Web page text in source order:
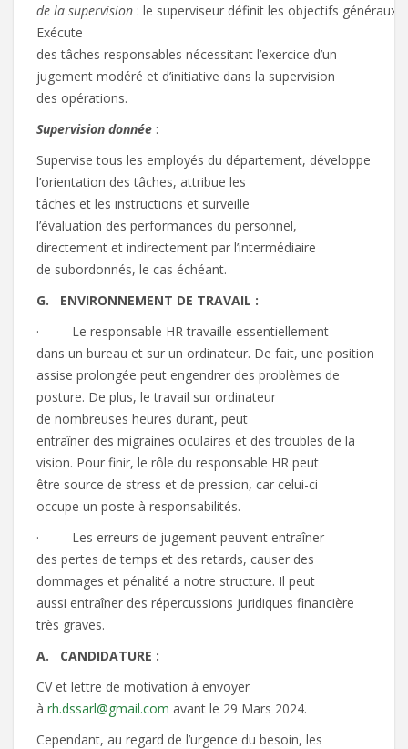
de la supervision : le superviseur définit les objectifs généraux
Exécute
des tâches responsables nécessitant l’exercice d’un
jugement modéré et d’initiative dans la supervision
des opérations.
Supervision donnée :
Supervise tous les employés du département, développe
l’orientation des tâches, attribue les
tâches et les instructions et surveille
l’évaluation des performances du personnel,
directement et indirectement par l’intermédiaire
de subordonnés, le cas échéant.
G.
ENVIRONNEMENT DE TRAVAIL :
· Le responsable HR travaille essentiellement
dans un bureau et sur un ordinateur. De fait, une position
assise prolongée peut engendrer des problèmes de
posture. De plus, le travail sur ordinateur
de nombreuses heures durant, peut
entraîner des migraines oculaires et des troubles de la
vision. Pour finir, le rôle du responsable HR peut
être source de stress et de pression, car celui-ci
occupe un poste à responsabilités.
· Les erreurs de jugement peuvent entraîner
des pertes de temps et des retards, causer des
dommages et pénalité a notre structure. Il peut
aussi entraîner des répercussions juridiques financière
très graves.
A.
CANDIDATURE :
CV et lettre de motivation à envoyer
à rh.dssarl@gmail.com avant le 29 Mars 2024.
Cependant, au regard de l’urgence du besoin, les